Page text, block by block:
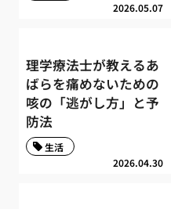
2026.05.07
理学療法士が教えるあ
ばらを痛めないための
咳の「逃がし方」と予
防法
2026.04.30
生活